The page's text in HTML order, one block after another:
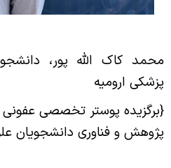
محمد کاک الله پور،
پزشکی ارومیه
{برگزیده پوستر تخصصی
پژوهش و فناوری دانشجویان